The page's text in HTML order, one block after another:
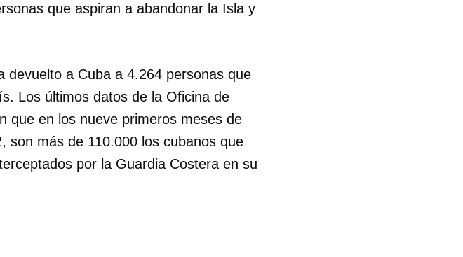
que aspiran a abandonar la Isla y
devuelto a Cuba a 4.264 personas que
Los últimos datos de la Oficina de
que en los nueve primeros meses de
son más de 110.000 los cubanos que
por la Guardia Costera en su